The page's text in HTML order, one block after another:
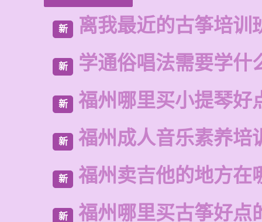
新 离我最近的古筝培训
新 学通俗唱法需要学什
新 福州哪里买小提琴好
新 福州成人音乐素养培
新 福州卖吉他的地方在
新 福州哪里买古筝好点